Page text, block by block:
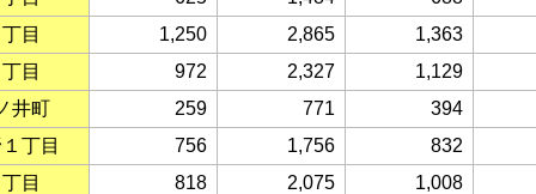
目
1,250 2,865
1,363
目
972 2,327
1,129
井町
259 771
394
丁目
756 1,756
832
目
818 2,075
1,008